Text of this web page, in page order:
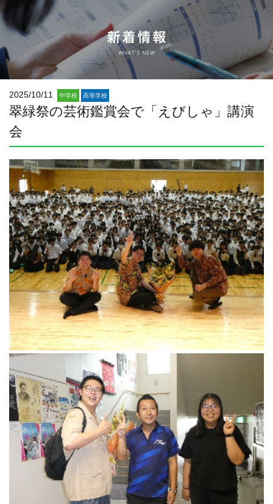
2025/10/11 中学校 高等学校
翠緑祭の芸術鑑賞会で「えびしゃ」講演
会